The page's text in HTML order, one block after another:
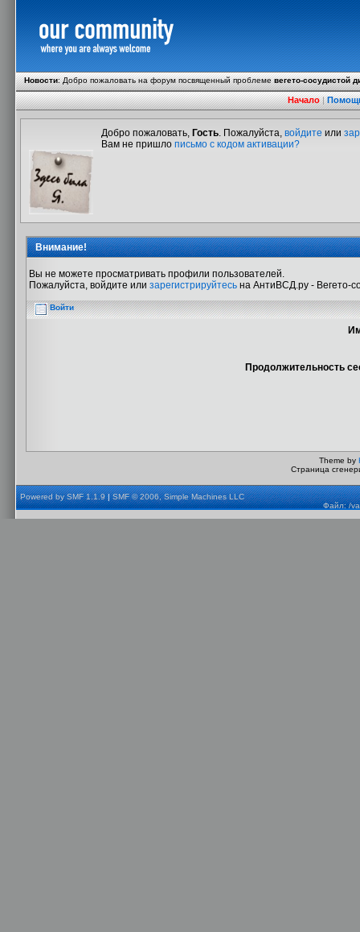
Новости:Добро пожаловать на форум посвященный проблемевегето-сосудистой
Начало|
Добро пожаловать, Гость. Пожалуйста, войдите или
Вам не пришло письмо с кодом активации?
Внимание!
Вы не можете просматривать профили пользователей.
Пожалуйста, войдите или зарегистрируйтесь на АнтиВСД.ру - Вегето-
Войти
Продолжительность
Theme by
Страница
Powered by SMF 1.1.9|SMF © 2006, Simple Machines LLC
Файл: /